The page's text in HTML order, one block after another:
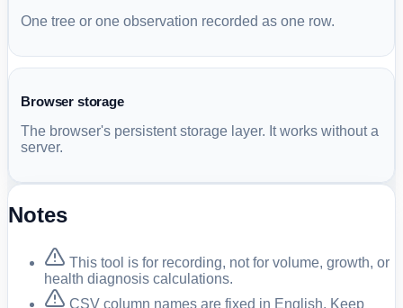
One tree or one observation recorded as one row.
Browser storage
The browser's persistent storage layer. It works without a
server.
Notes
This tool is for recording, not for volume, growth, or
health diagnosis calculations.
CSV column names are fixed in English. Keep